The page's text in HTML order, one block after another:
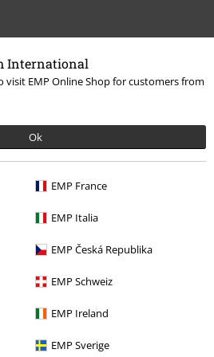
International
visit EMP Online Shop for customers from
Ok
EMP France
EMP Italia
EMP Česká Republika
EMP Schweiz
EMP Ireland
EMP Sverige
options.
Barnkläder